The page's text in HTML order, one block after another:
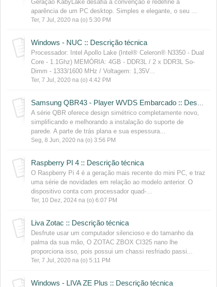
Geração KabyLake desafia a convenção e redefine a
aparência de um PC desktop. Simples e elegante, o seu ...
Ter, 7 Jul, 2020 na (o) 5:30 PM
Windows - NUC :: Descrição técnica
Processador: Intel Apollo Lake (Intel® Celeron® N3350 - Dual
Core - 1.1Ghz) MEMÓRIA: 4GB - DDR3L / 2 x DDR3L So-
Dimm - 1333/1600 MHz / Voltagem: 1,35V...
Ter, 7 Jul, 2020 na (o) 4:42 PM
A série QBR oferece design simétrico completamente novo,
simplificando e melhorando a instalação do suporte de
parede. A parte de trás plana e sua espessura...
Seg, 8 Jun, 2020 na (o) 3:56 PM
Raspberry PI 4 :: Descrição técnica
O Raspberry Pi 4 é a geração mais recente do mini PC, e traz
uma série de novidades em relação ao modelo anterior. O
dispositivo conta com processador quad-...
Ter, 10 Dez, 2024 na (o) 6:07 PM
Liva Zotac :: Descrição técnica
Desfrute usar um computador silencioso e do tamanho da
palma da sua mão, O ZOTAC ZBOX CI325 nano lhe
proporciona isso, pois possui um chassi resfriado passi...
Ter, 7 Jul, 2020 na (o) 5:11 PM
Windows - LIVA ZE Plus :: Descrição técnica